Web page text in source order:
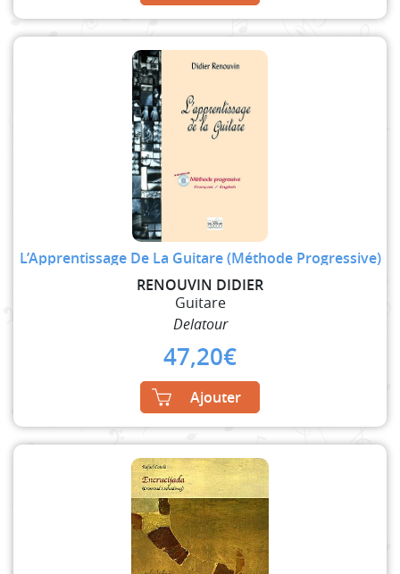
L’Apprentissage De La Guitare (Méthode Progressive)
RENOUVIN DIDIER
Guitare
Delatour
47,20€
Ajouter